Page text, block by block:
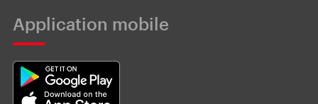
Application mobile